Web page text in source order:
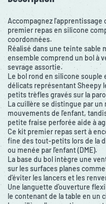
Accompagnez
premier repas en silicone
coordonnées.
Réalisé dans une teinte sable
ensemble comprend un bol à
sevrage assortie.
Le bol rond en silicone
délicats représentant Sheepy
petits trèfles gravés sur la
La cuillère se distingue par un
mouvements de l'enfant,
petite fraise perforée aide à
Ce kit premier repas sert à
fine des tout-petits lors de la
ou menée par l'enfant (DME).
La base du bol intègre une
sur les surfaces planes
d'éviter les lancers et les
Une languette d'ouverture
le contenant de la table en un